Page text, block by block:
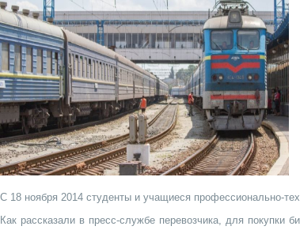
С 18 ноября 2014 студенты и учащиеся профессионально-
Как рассказали в пресс-службе перевозчика, для